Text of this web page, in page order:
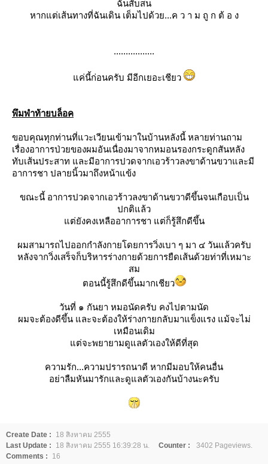
ฉันสับสน
หากแต่เส้นทางที่ฉันเดิน เต็มไปด้วย...ค ว า ม ถู ก ต้ อ ง
.................
ค่นี้ก่อนครับ มีอีกเยอะเชียว
พึมพำท้ายบล็อค
ขอบคุณทุกท่านที่แวะเวียนเข้ามาในบ้านหลังนี้ หลายท่านถาม
เรื่องอาการป่วยของผมอันเนื่องมาจากหมอนรองกระดูกสันหลัง
ทับเส้นประสาท และมีอาการปวดจากเอวร้าวลงขาด้านขวาและมี
อาการชา ปลายนิ้วมาถึงหน้าแข้ง
ขณะนี้ อาการปวดจากเอวร้าวลงขาด้านขวาดีขึ้นจนเกือบเป็น
ปกติแล้ว
ต่ยังคงเหลืออาการชา แต่ก็รู้สึกดีขึ้น
ผมสามารถไปออกกำลังกายโดยการวิ่งเบา ๆ มา ๔ วันแล้วครับ
หลังจากวิ่งเสร็จก็บริหารร่างกายด้วยการยืดเส้นด้วยท่าที่เหมาะ
สม
ตอนนี้รู้สึกดีขึ้นมากเชียว
วันที่ ๑ กันยา หมอนัดครับ คงไปตามนัด
ผมจะต้องดีขึ้น และจะต้องให้ร่างกายกลับมาแข็งแรง แม้จะไม่
เหมือนเดิม
ต่จะพยายามดูแลตัวเองให้ดีที่สุด
ความรัก...ความปรารถนาดี หากมีมอบให้คนอื่น
อย่าลืมหันมารักและดูแลตัวเองกันบ้างนะครับ
Create Date :
18 สิงหาคม 2555
Last Update :
18 สิงหาคม 2555 16:39:28 น. Counter :
3402 Pageviews.
Comments :
16